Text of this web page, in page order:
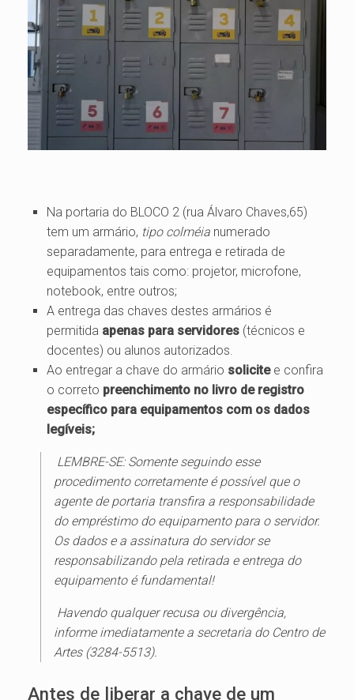
Na portaria do BLOCO 2 (rua Álvaro Chaves,65)
tem um armário, tipo colméia numerado
separadamente, para entrega e retirada de
equipamentos tais como: projetor, microfone,
notebook, entre outros;
A entrega das chaves destes armários é
permitida apenas para servidores (técnicos e
docentes) ou alunos autorizados.
Ao entregar a chave do armário solicitee confira
o correto preenchimento no livro de registro
específico para equipamentos com os dados
legíveis;
LEMBRE-SE: Somente seguindo esse
procedimento corretamente é possível que o
agente de portaria transfira a responsabilidade
do empréstimo do equipamento para o servidor.
Os dados e a assinatura do servidor se
responsabilizando pela retirada e entrega do
equipamento é fundamental!
Havendo qualquer recusa ou divergência,
informe imediatamente a secretaria do Centro de
Artes (3284-5513).
Antes de liberar a chave de um